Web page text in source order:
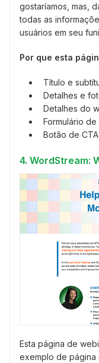
gostaríamos, mas,
todas as
usuários em seu
Por que esta
Título e
Detalhes e
Detalhes do
Formulário
Botão de
4. WordStream:
Esta página de
exemplo de página